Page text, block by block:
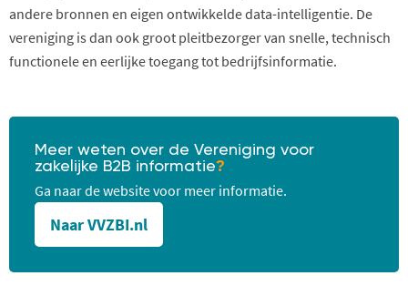
andere bronnen en eigen ontwikkelde data-intelligentie. De
vereniging is dan ook groot pleitbezorger van snelle, technisch
functionele en eerlijke toegang tot bedrijfsinformatie.
Meer weten over de Vereniging voor
zakelijke B2B informatie?
Ga naar de website voor meer informatie.
Naar VVZBI.nl